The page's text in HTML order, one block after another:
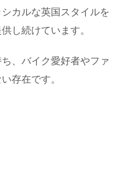
カルな英国スタイルを
し続けています。
、バイク愛好者やファ
存在です。